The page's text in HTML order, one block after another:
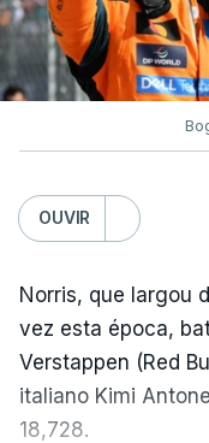
OUVIR
Norris, que largou
vez esta época,
Verstappen (Red
italiano Kimi
18,728.